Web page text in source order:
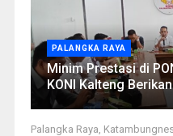
PALANGKA RAYA
Minim Prestasi di
KONI Kalteng
Palangka Raya,